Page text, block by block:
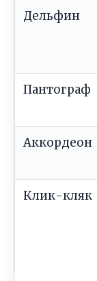
Дельфин
Пантограф
Аккордеон
Клик-кляк